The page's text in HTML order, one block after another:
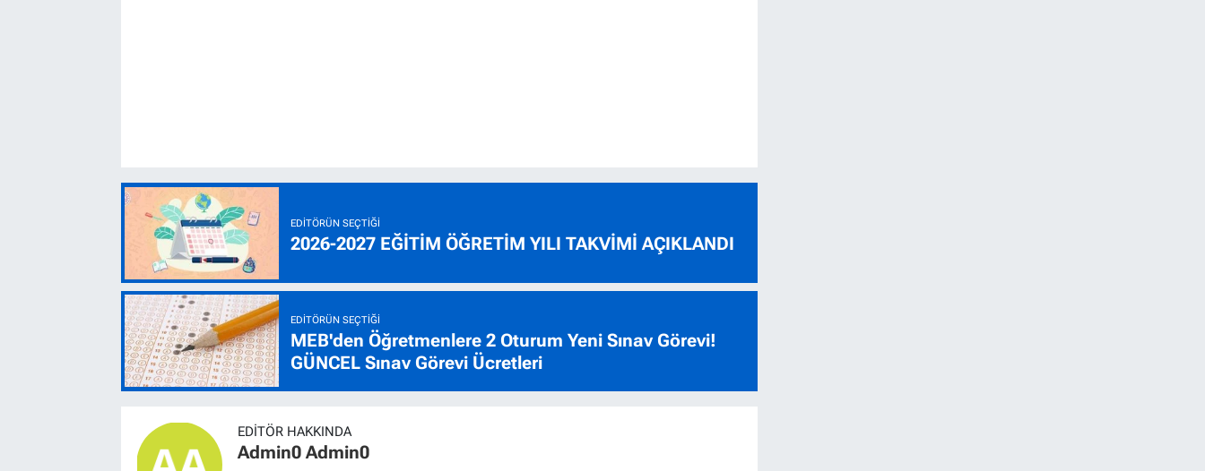
EDITÖRÜN SEÇTIĞI
2026-2027 EĞİTİM ÖĞRETİM YILI TAKVİMİ AÇIKLANDI
EDITÖRÜN SEÇTIĞI
MEB'den Öğretmenlere 2 Oturum Yeni Sınav Görevi!
GÜNCEL Sınav Görevi Ücretleri
EDITÖR HAKKINDA
Admin0 Admin0